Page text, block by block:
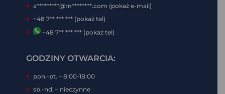
a*********@m********.com (pokaż e-mail)
+48 7** *** *** (pokaż tel)
+48 7** *** *** (pokaż tel)
GODZINY OTWARCIA:
pon.-pt. – 8:00-18:00
sb.-nd. – nieczynne